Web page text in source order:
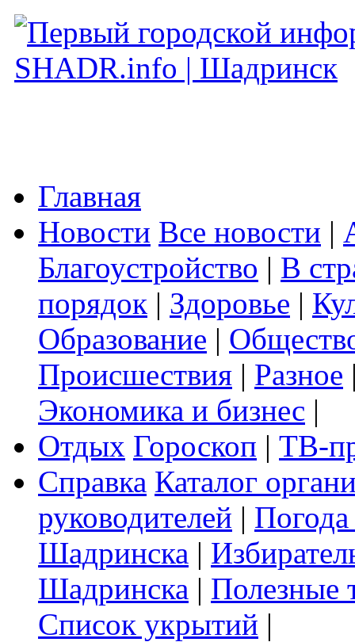
Главная
Новости Все новости |
Благоустройство | В
порядок | Здоровье |
Образование |
Происшествия | Разное
Экономика и бизнес |
Отдых Гороскоп | ТВ-
Справка Каталог
руководителей |
Шадринска |
Шадринска | Полезные
Список укрытий |